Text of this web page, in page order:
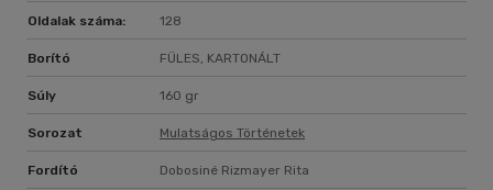
Oldalak száma: 128
Borító FÜLES, KARTONÁLT
Súly 160 gr
Sorozat Mulatságos Történetek
Fordító Dobosiné Rizmayer Rita